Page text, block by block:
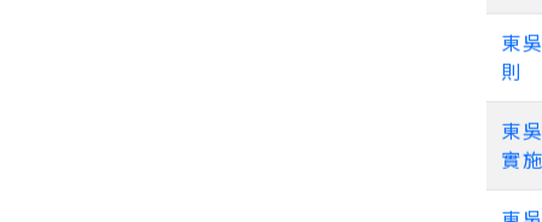
東
則
東
實